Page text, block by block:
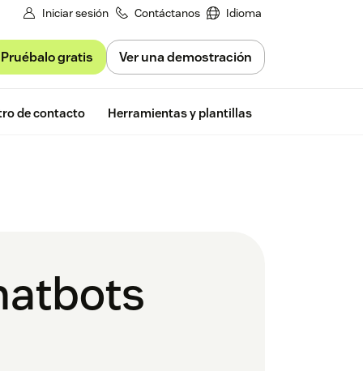
Iniciar sesión Contáctanos Idioma
Pruébalo gratis Ver una demostración
de contacto Herramientas y plantillas